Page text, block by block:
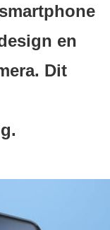
en
Dit